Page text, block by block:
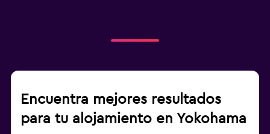
Encuentra mejores resultados
para tu alojamiento en Yokohama